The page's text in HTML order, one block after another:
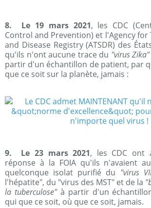
8. Le 19 mars 2021, les CDC
Control and Prevention) et l'Agency for
and Disease Registry (ATSDR) des
qu'ils n'ont aucune trace du "virus Zika"
partir d'un échantillon de patient, par
que ce soit sur la planète, jamais :
9. Le 23 mars 2021, les CDC ont
réponse à la FOIA qu'ils n'avaient
quelconque isolat purifié du "virus
l'hépatite", du "virus des MST" et de la
la tuberculose"à partir d'un
qui que ce soit, où que ce soit, jamais.